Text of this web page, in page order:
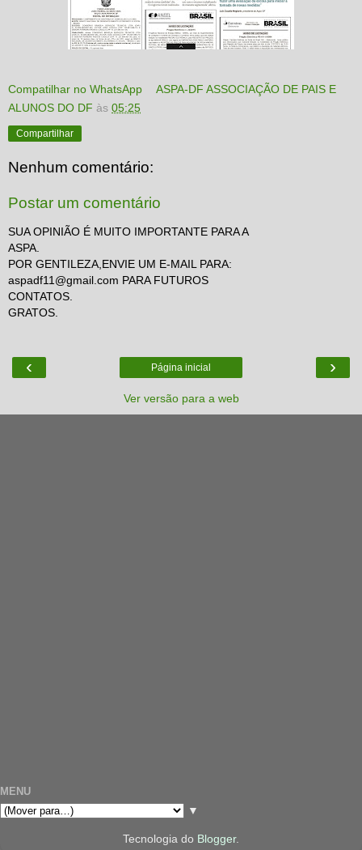
Compatilhar no WhatsApp
ASPA-DF ASSOCIAÇÃO DE PAIS E
ALUNOS DO DF às 05:25
Compartilhar
Nenhum comentário:
Postar um comentário
SUA OPINIÃO É MUITO IMPORTANTE PARA A
ASPA.
POR GENTILEZA,ENVIE UM E-MAIL PARA:
aspadf11@gmail.com PARA FUTUROS
CONTATOS.
GRATOS.
‹ ›
Página inicial
Ver versão para a web
MENU
▼
Tecnologia do Blogger.